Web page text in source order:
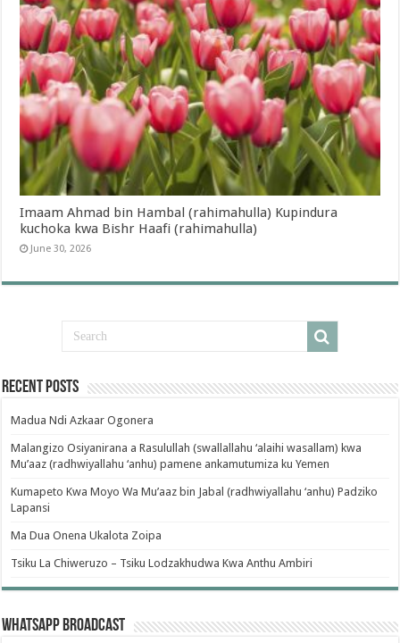
Imaam Ahmad bin Hambal (rahimahulla) Kupindura
kuchoka kwa Bishr Haafi (rahimahulla)
June 30, 2026
Recent Posts
Madua Ndi Azkaar Ogonera
Malangizo Osiyanirana a Rasulullah (swallallahu ‘alaihi wasallam) kwa
Mu’aaz (radhwiyallahu ‘anhu) pamene ankamutumiza ku Yemen
Kumapeto Kwa Moyo Wa Mu’aaz bin Jabal (radhwiyallahu ‘anhu) Padziko
Lapansi
Ma Dua Onena Ukalota Zoipa
Tsiku La Chiweruzo – Tsiku Lodzakhudwa Kwa Anthu Ambiri
WhatsApp Broadcast